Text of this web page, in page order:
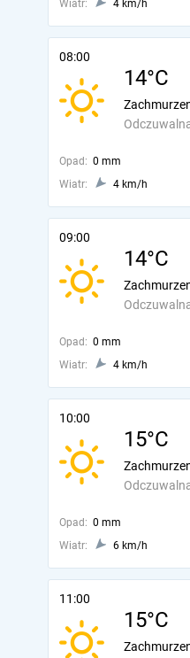
Wiatr: 4 km/h
08:00
14°C
Opad: 0 mm
Wiatr:
4 km/h
09:00
14°C
Opad: 0 mm
Wiatr:
4 km/h
10:00
15°C
Opad: 0 mm
Wiatr:
6 km/h
11:00
15°C